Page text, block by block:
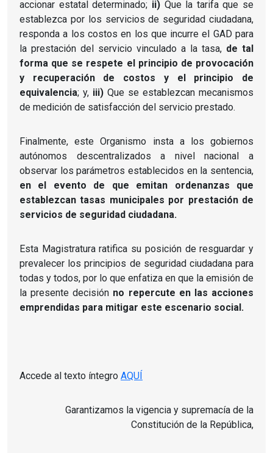
accionar estatal determinado; ii)Que la tarifa que se
establezca por los servicios de seguridad ciudadana,
responda a los costos en los que incurre el GAD para
la prestación del servicio vinculado a la tasa, de tal
forma que se respete el principio de provocación
y recuperación de costos y el principio de
equivalencia; y, iii) Que se establezcan mecanismos
de medición de satisfacción del servicio prestado.
Finalmente, este Organismo insta a los gobiernos
autónomos descentralizados a nivel nacional a
observar los parámetros establecidos en la sentencia,
en el evento de que emitan ordenanzas que
establezcan tasas municipales por prestación de
servicios de seguridad ciudadana.
Esta Magistratura ratifica su posición de resguardar y
prevalecer los principios de seguridad ciudadana para
todas y todos, por lo que enfatiza en que la emisión de
la presente decisión no repercute en las acciones
emprendidas para mitigar este escenario social.
Accede al texto íntegro AQUÍ
Garantizamos la vigencia y supremacía de la
Constitución de la República,